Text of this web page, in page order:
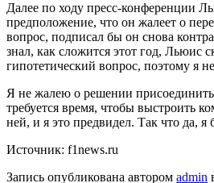
Далее по ходу пресс-конференции
предположение, что он жалеет о
вопрос, подписал бы он снова
знал, как сложится этот год, Льюис
гипотетический вопрос, поэтому я
Я не жалею о решении
требуется время, чтобы выстроить
ней, и я это предвидел. Так что да, я
Источник: f1news.ru
Запись опубликована автором admin